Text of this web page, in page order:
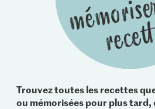
Trouvez toutes les recettes
ou mémorisées pour plus tard,